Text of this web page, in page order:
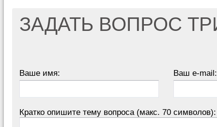
ЗАДАТЬ ВОПРОС
Ваше имя: Ваш e-mail:
Кратко опишите тему вопроса (макс. 70 символов):